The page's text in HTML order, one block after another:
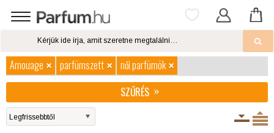
Amouage parfümszett
női parfümök
SZŰRÉS